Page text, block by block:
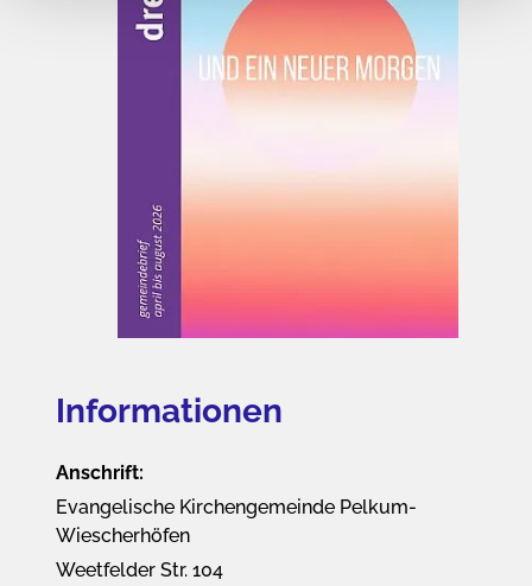
Informationen
Anschrift:
Evangelische Kirchengemeinde Pelkum-
Wiescherhöfen
Weetfelder Str. 104